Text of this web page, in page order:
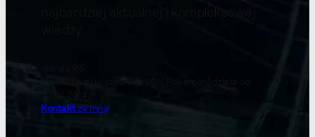
Kontaktze mną